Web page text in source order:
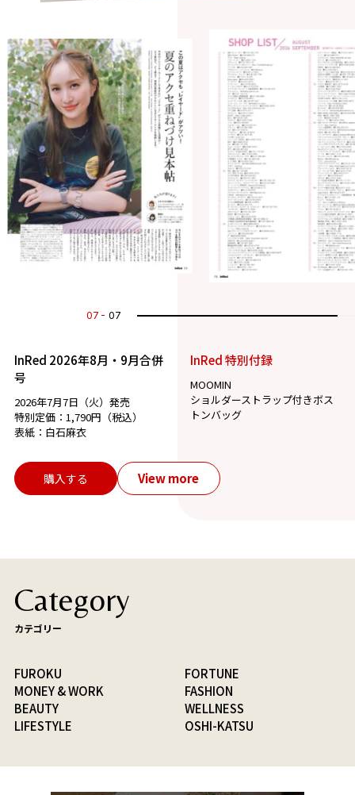
07 07
InRed 2026年8月・9月合併
号
2026年7月7日（火）発売
特別定価：1,790円（税込）
表紙：白石麻衣
InRed 特別付録
MOOMIN
ショルダーストラップ付きボス
トンバッグ
購入する View more
Category
カテゴリー
FUROKU
FORTUNE
MONEY & WORK
FASHION
BEAUTY
WELLNESS
LIFESTYLE
OSHI-KATSU